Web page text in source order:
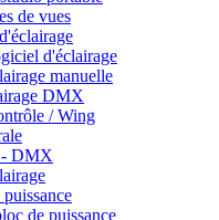
de vues
d'éclairage
manuelle
DMX
/ Wing
- DMX
de puissance